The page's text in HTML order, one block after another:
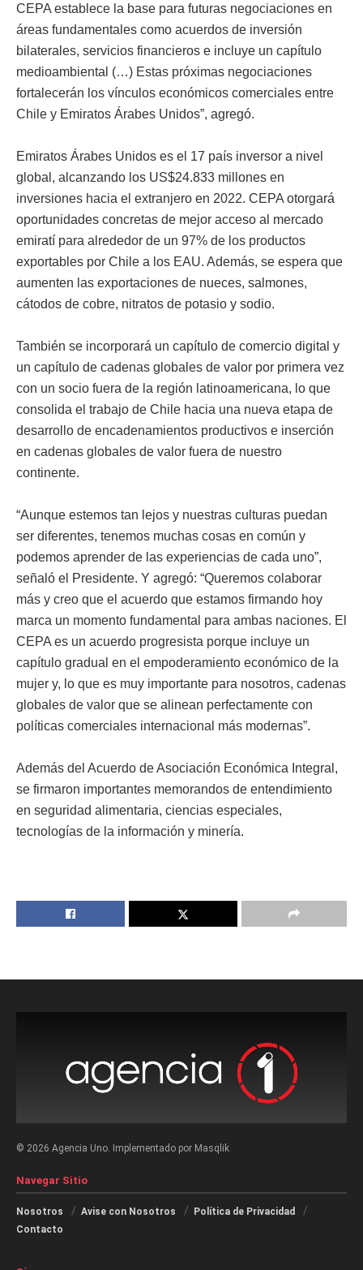
CEPA establece la base para futuras negociaciones en
áreas fundamentales como acuerdos de inversión
bilaterales, servicios financieros e incluye un capítulo
medioambiental (…) Estas próximas negociaciones
fortalecerán los vínculos económicos comerciales entre
Chile y Emiratos Árabes Unidos”, agregó.
Emiratos Árabes Unidos es el 17 país inversor a nivel
global, alcanzando los US$24.833 millones en
inversiones hacia el extranjero en 2022. CEPA otorgará
oportunidades concretas de mejor acceso al mercado
emiratí para alrededor de un 97% de los productos
exportables por Chile a los EAU. Además, se espera que
aumenten las exportaciones de nueces, salmones,
cátodos de cobre, nitratos de potasio y sodio.
También se incorporará un capítulo de comercio digital y
un capítulo de cadenas globales de valor por primera vez
con un socio fuera de la región latinoamericana, lo que
consolida el trabajo de Chile hacia una nueva etapa de
desarrollo de encadenamientos productivos e inserción
en cadenas globales de valor fuera de nuestro
continente.
“Aunque estemos tan lejos y nuestras culturas puedan
ser diferentes, tenemos muchas cosas en común y
podemos aprender de las experiencias de cada uno”,
señaló el Presidente. Y agregó: “Queremos colaborar
más y creo que el acuerdo que estamos firmando hoy
marca un momento fundamental para ambas naciones. El
CEPA es un acuerdo progresista porque incluye un
capítulo gradual en el empoderamiento económico de la
mujer y, lo que es muy importante para nosotros, cadenas
globales de valor que se alinean perfectamente con
políticas comerciales internacional más modernas”.
Además del Acuerdo de Asociación Económica Integral,
se firmaron importantes memorandos de entendimiento
en seguridad alimentaria, ciencias especiales,
tecnologías de la información y minería.
© 2026 Agencia Uno. Implementado por Masqlik
Navegar Sitio
Nosotros Avise con Nosotros
Política de Privacidad
Contacto